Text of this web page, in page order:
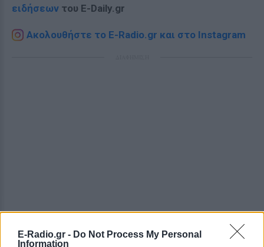
E-Radio.gr - Do Not Process My Personal
Information
ειδήσεων του E-Daily.gr
Ακολουθήστε το E-Radio.gr και στο Instagram